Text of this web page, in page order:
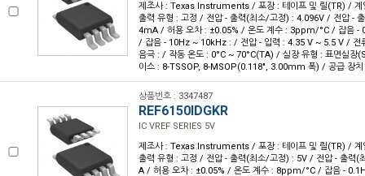
제조사 : Texas Instruments / 포장 : 테이프 및 릴(TR) / 계
출력 유형 : 고정 / 전압 - 출력(최소/고정) : 4.096V / 전압 -
4mA / 허용 오차 : ±0.05% / 온도 계수 : 3ppm/°C / 잡음 -
/ 잡음 - 10Hz ~ 10kHz : / 전압 - 입력 : 4.35 V ~ 5.5 V / 전
음극 : / 작동 온도 : 0°C ~ 70°C(TA) / 실장 유형 : 표면실
이스 : 8-TSSOP, 8-MSOP(0.118", 3.00mm 폭) / 공급 장치
상품번호 : 3347487
REF6150IDGKR
IC VREF SERIES 5V
제조사 : Texas Instruments / 포장 : 테이프 및 릴(TR) / 계
출력 유형 : 고정 / 전압 - 출력(최소/고정) : 5V / 전압 - 출력(
A / 허용 오차 : ±0.05% / 온도 계수 : 8ppm/°C / 잡음 -